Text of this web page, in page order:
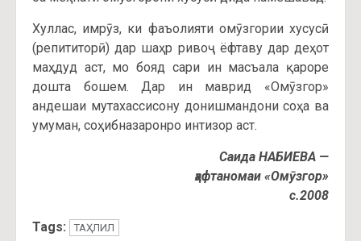
Хуллас, имрӯз, ки фаъолияти омӯзгории хусусӣ
(репититорӣ) дар шаҳр ривоҷ ёфтаву дар деҳот
маҳдуд аст, мо бояд сари ин масъала қароре
дошта бошем. Дар ин маврид «Омӯзгор»
андешаи мутахассисону донишмандони соҳа ва
умуман, соҳибназаронро интизор аст.
Саида НАБИЕВА —
ҳафтаномаи «Омӯзгор»
с.2008
Tags: ТАҲЛИЛ